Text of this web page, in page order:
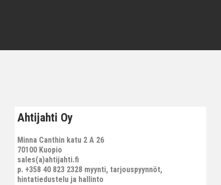
Ahtijahti Oy
Minna Canthin katu 2 A 26
70100 Kuopio
sales(a)ahtijahti.fi
p. +358 40 823 2328 myynti, tarjouspyynnöt,
hintatiedustelu ja hallinto